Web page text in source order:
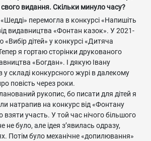
видання. Скільки минуло часу?
перемогла в конкурсі «Напишіть
видавництва «Фонтан казок». У 2021-
дітей» у конкурсі «Дитяча
я гортаю сторінки друкованого
«Богдан». І дякую Івану
у складі конкурсного журі в далекому
повість через роки.
рукопис, бо писати для дітей я
натрапив на конкурс від «Фонтану
взяти участь. У той час нічого більшого
не було, але ідея з’явилась одразу,
Потім було механічне «допилювання»